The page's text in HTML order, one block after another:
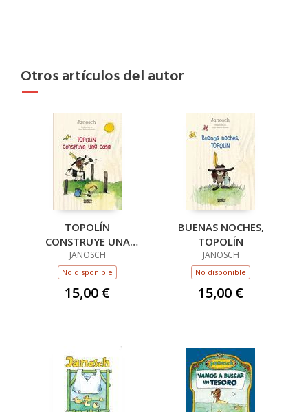
Otros artículos del autor
TOPOLÍN
CONSTRUYE UNA
CASA
JANOSCH
No disponible
15,00 €
BUENAS NOCHES,
TOPOLÍN
JANOSCH
No disponible
15,00 €